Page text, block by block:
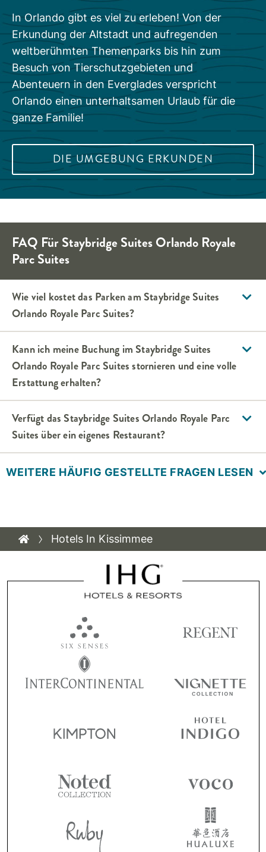
In Orlando gibt es viel zu erleben! Von der
Erkundung der Altstadt und aufregenden
weltberühmten Themenparks bis hin zum
Besuch von Tierschutzgebieten und
Abenteuern in den Everglades verspricht
Orlando einen unterhaltsamen Urlaub für die
ganze Familie!
DIE UMGEBUNG ERKUNDEN
FAQ FürStaybridge SuitesOrlando Royale
Parc Suites
Wie viel kostet das Parken am Staybridge Suites
Orlando Royale Parc Suites?
Kann ich meine Buchung im Staybridge Suites
Orlando Royale Parc Suitesstornieren und eine volle
Erstattung erhalten?
Verfügt das Staybridge SuitesOrlando Royale Parc
Suites über ein eigenes Restaurant?
WEITERE HÄUFIG GESTELLTE FRAGEN LESEN
Hotels In Kissimmee